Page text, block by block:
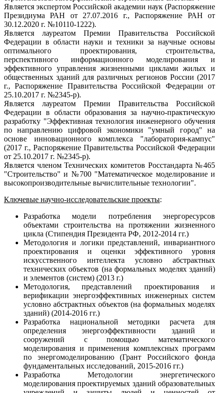
Является экспертом Российской академии наук (Распоряжение
Президиума РАН от 27.07.2016 г., Распоряжение РАН от
30.12.2020 г. №10110-1222).
Является лауреатом Премии Правительства Российской
Федерации в области науки и техники за научные основы
оптимального проектирования, строительства,
перспективного информационного моделирования и
эффективного управления жизненными циклами жилых и
общественных зданий для различных регионов России (2017
г., Распоряжение Правительства Российской Федерации от
25.10.2017 г. №2345-р).
Является лауреатом Премии Правительства Российской
Федерации в области образования за научно-практическую
разработку "Эффективная технология инженерного обучения
по направлению цифровой экономики "умный город" на
основе инновационного комплекса "лаборатория-кампус"
(2017 г., Распоряжение Правительства Российской Федерации
от 25.10.2017 г. №2345-р).
Является членом Технических комитетов Росстандарта №465
"Строительство" и №700 "Математическое моделирование и
высокопроизводительные вычислительные технологии".
Ключевые научно-исследовательские проекты:
Разработка модели потребления энергоресурсов
объектами строительства на протяжении жизненного
цикла (Стипендия Президента РФ, 2012-2014 гг.)
Методология и логики представлений, инвариантного
проектирования и оценки эффективного уровня
искусственного интеллекта условно абстрактных
технических объектов (на формальных моделях зданий)
и элементов (систем) (2013 г.)
Методология, представлений проектирования и
верификации энергоэффективных инженерных систем
условно абстрактных объектов (на формальных моделях
зданий) (2014-2016 гг.)
Разработка национальной методики расчета для
определения энергоэффективности зданий и
сооружений с помощью математического
моделирования и применения комплексных программ
по энергомоделированию (Грант Российского фонда
фундаментальных исследований, 2015-2016 гг.)
Разработка Методологии энергетического
моделирования проектируемых зданий образовательных